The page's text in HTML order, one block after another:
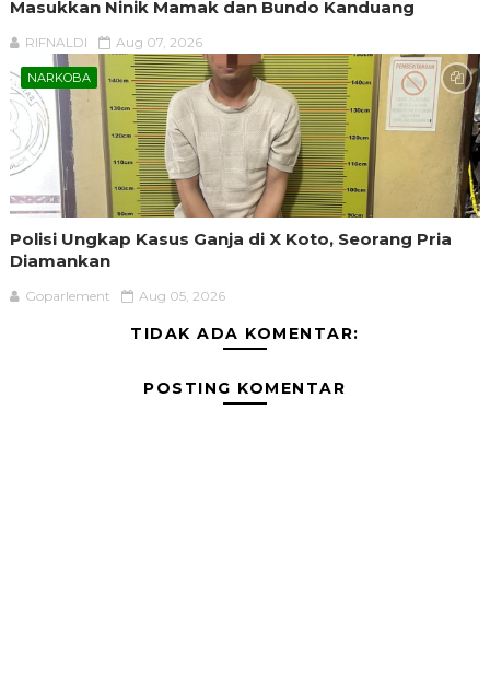
Masukkan Ninik Mamak dan Bundo Kanduang
RIFNALDI Aug 07, 2026
NARKOBA
Polisi Ungkap Kasus Ganja di X Koto, Seorang Pria
Diamankan
Goparlement Aug 05, 2026
TIDAK ADA KOMENTAR:
POSTING KOMENTAR